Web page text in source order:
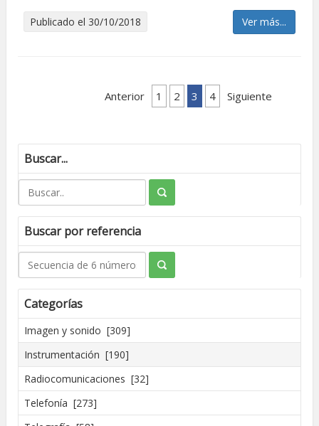
Publicado el 30/10/2018 Ver más...
Anterior 1 2 3 4 Siguiente
Buscar...
Buscar por referencia
Categorías
Imagen y sonido [309]
Instrumentación [190]
Radiocomunicaciones [32]
Telefonía [273]